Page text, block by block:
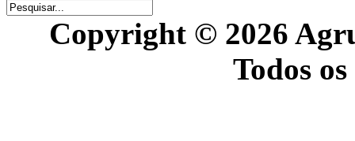
Copyright © 2026
Todos